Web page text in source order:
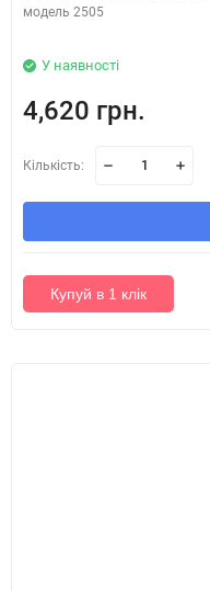
модель 2505
У наявності
4,620 грн.
Кількість:
Купуй в 1 клік